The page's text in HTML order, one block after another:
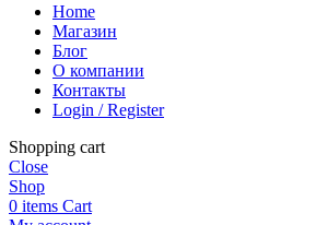
Home
Магазин
Блог
О компании
Контакты
Login / Register
Shopping cart
Close
Shop
0 items Cart